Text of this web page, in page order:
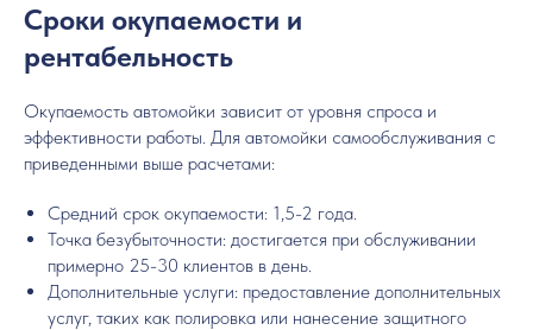
Сроки окупаемости и
рентабельность
Окупаемость автомойки зависит от уровня спроса и
эффективности работы. Для автомойки самообслуживания с
приведенными выше расчетами:
Средний срок окупаемости: 1,5-2 года.
Точка безубыточности: достигается при обслуживании
примерно 25-30 клиентов в день.
Дополнительные услуги: предоставление дополнительных
услуг, таких как полировка или нанесение защитного